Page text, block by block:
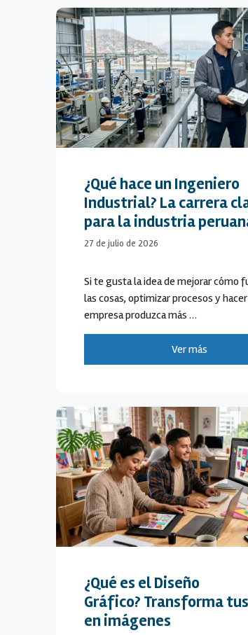
¿Qué hace un Ingeniero
Industrial? La carrera
para la industria
27 de julio de 2026
Si te gusta la idea de mejorar cómo
las cosas, optimizar procesos y
empresa produzca más …
Ver más
¿Qué es el Diseño
Gráfico? Transforma
en imágenes